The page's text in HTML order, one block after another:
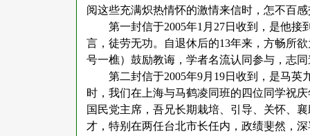
阅这些充满炽热情怀的激情来信时，怎不百
第一封信于2005年1月27日收到，是他
言，徒劳无功。自退休后的13年来，方畅所
号一樵）鼓励教诲，学者名流认同参与，志
第二封信于2005年9月19日收到，是马
时，我们在上海与马鹤凌同班的四位同学祝
国民党主席，吾兄长期栽培、引导、关怀、
才，特别在两任台北市长任内，政绩斐然，